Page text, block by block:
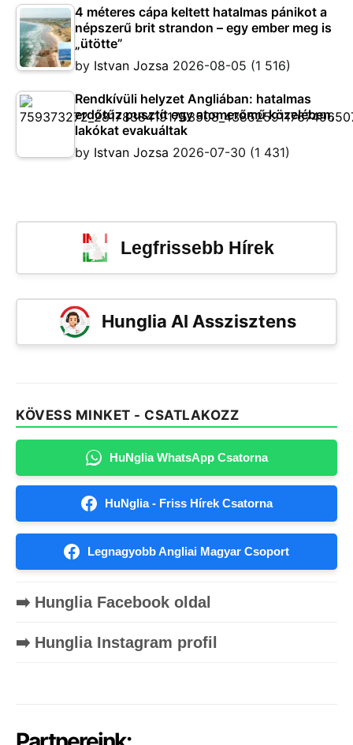
4 méteres cápa keltett hatalmas pánikot a
népszerű brit strandon – egy ember meg is
„ütötte”
by Istvan Jozsa 2026-08-05 (1 516)
Rendkívüli helyzet Angliában: hatalmas
erdőtűz pusztít egy atomerőmű közelében,
lakókat evakuáltak
by Istvan Jozsa 2026-07-30 (1 431)
Legfrissebb Hírek
Hunglia AI Asszisztens
KÖVESS MINKET - CSATLAKOZZ
HuNglia WhatsApp Csatorna
HuNglia - Friss Hírek Csatorna
Legnagyobb Angliai Magyar Csoport
➡️ Hunglia Facebook oldal
➡️ Hunglia Instagram profil